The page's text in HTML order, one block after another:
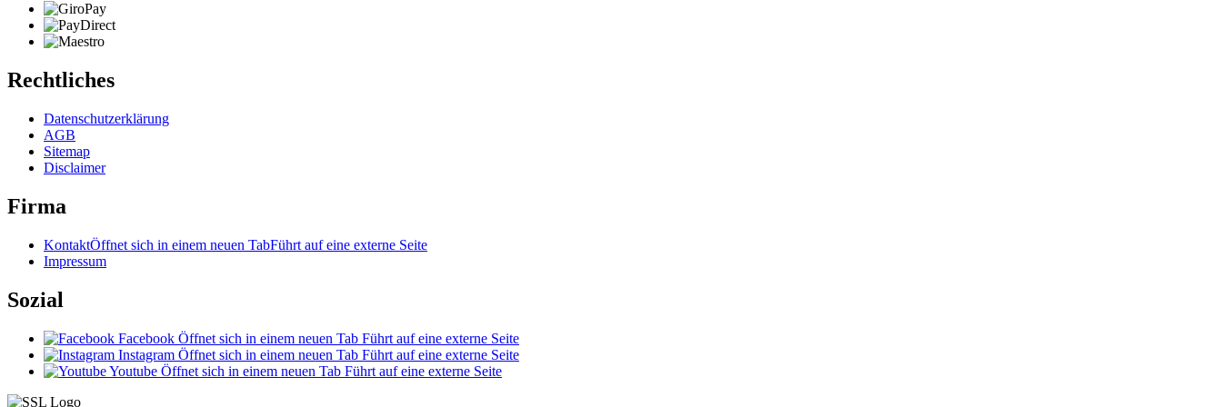
Rechtliches
Datenschutzerklärung
AGB
Sitemap
Disclaimer
Firma
KontaktÖffnet sich in einem neuen TabFührt auf eine externe Seite
Impressum
Sozial
Facebook Öffnet sich in einem neuen Tab Führt auf eine externe Seite
Instagram Öffnet sich in einem neuen Tab Führt auf eine externe Seite
Youtube Öffnet sich in einem neuen Tab Führt auf eine externe Seite